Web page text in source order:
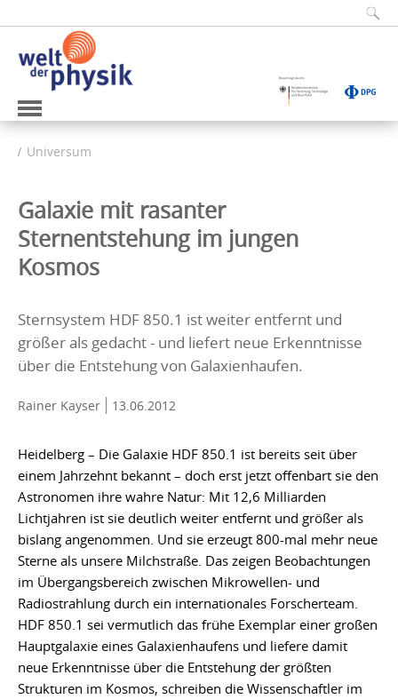
Universum
Galaxie mit rasanter
Sternentstehung im jungen
Kosmos
Sternsystem HDF 850.1 ist weiter entfernt und
größer als gedacht - und liefert neue Erkenntnisse
über die Entstehung von Galaxienhaufen.
Rainer Kayser 13.06.2012
Heidelberg – Die Galaxie HDF 850.1 ist bereits seit über
einem Jahrzehnt bekannt – doch erst jetzt offenbart sie den
Astronomen ihre wahre Natur: Mit 12,6 Milliarden
Lichtjahren ist sie deutlich weiter entfernt und größer als
bislang angenommen. Und sie erzeugt 800-mal mehr neue
Sterne als unsere Milchstraße. Das zeigen Beobachtungen
im Übergangsbereich zwischen Mikrowellen- und
Radiostrahlung durch ein internationales Forscherteam.
HDF 850.1 sei vermutlich das frühe Exemplar einer großen
Hauptgalaxie eines Galaxienhaufens und liefere damit
neue Erkenntnisse über die Entstehung der größten
Strukturen im Kosmos, schreiben die Wissenschaftler im